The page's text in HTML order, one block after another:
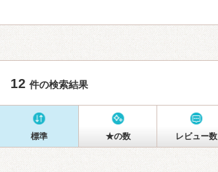
12 件の検索結果
標準 ★の数 レビュー数